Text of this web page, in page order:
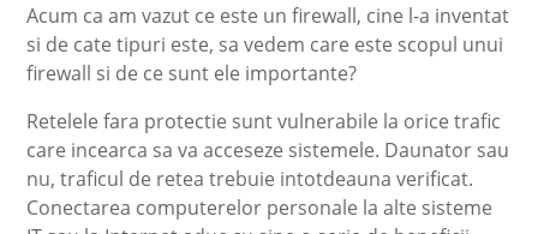
Acum ca am vazut ce este un firewall, cine l-a inventat
si de cate tipuri este, sa vedem care este scopul unui
firewall si de ce sunt ele importante?
Retelele fara protectie sunt vulnerabile la orice trafic
care incearca sa va acceseze sistemele. Daunator sau
nu, traficul de retea trebuie intotdeauna verificat.
Conectarea computerelor personale la alte sisteme